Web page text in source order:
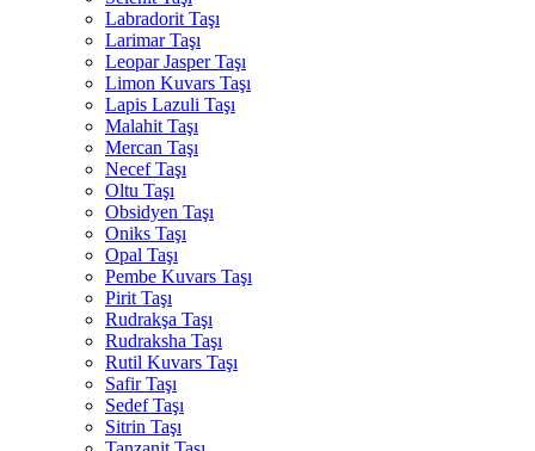
Labradorit Taşı
Larimar Taşı
Leopar Jasper Taşı
Limon Kuvars Taşı
Lapis Lazuli Taşı
Malahit Taşı
Mercan Taşı
Necef Taşı
Oltu Taşı
Obsidyen Taşı
Oniks Taşı
Opal Taşı
Pembe Kuvars Taşı
Pirit Taşı
Rudrakşa Taşı
Rudraksha Taşı
Rutil Kuvars Taşı
Safir Taşı
Sedef Taşı
Sitrin Taşı